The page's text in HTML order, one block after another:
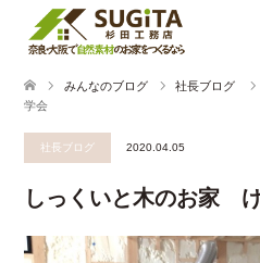
みんなのブログ 社長ブログ
学会
社長ブログ 2020.04.05
しっくいと木のお家